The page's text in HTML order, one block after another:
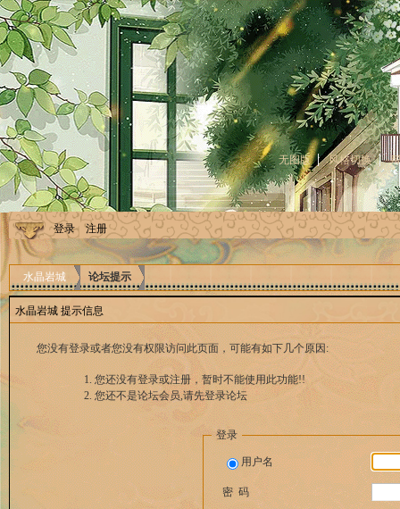
无图版 风格切换
登录 注册
水晶岩城 论坛提示
水晶岩城 提示信息
您没有登录或者您没有权限访问此页面，可能有如下几个原因:
您还没有登录或注册，暂时不能使用此功能!!
您还不是论坛会员,请先登录论坛
登录
用户名
密 码